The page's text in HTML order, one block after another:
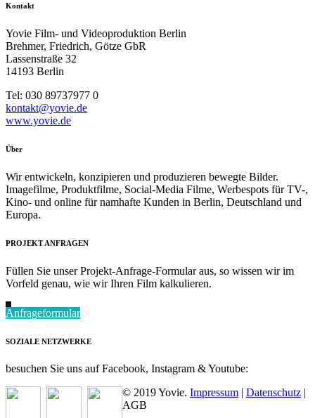
Kontakt
Yovie Film- und Videoproduktion Berlin
Brehmer, Friedrich, Götze GbR
Lassenstraße 32
14193 Berlin
Tel: 030 89737977 0
kontakt@yovie.de
www.yovie.de
Über
Wir entwickeln, konzipieren und produzieren bewegte Bilder.
Imagefilme, Produktfilme, Social-Media Filme, Werbespots für TV-,
Kino- und online für namhafte Kunden in Berlin, Deutschland und
Europa.
PROJEKT ANFRAGEN
Füllen Sie unser Projekt-Anfrage-Formular aus, so wissen wir im
Vorfeld genau, wie wir Ihren Film kalkulieren.
Anfrageformular
SOZIALE NETZWERKE
besuchen Sie uns auf Facebook, Instagram & Youtube:
© 2019 Yovie. Impressum Datenschutz
AGB